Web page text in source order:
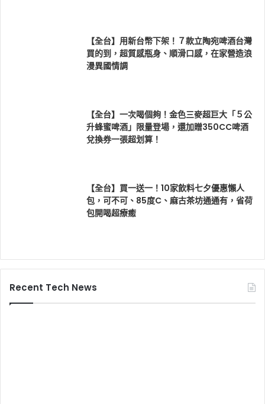
【全台】用新台幣下架！７款立陶宛啤酒台灣
買的到，超質感瓶身、順滑口感，在家營造浪
漫異國情調
【全台】一次喝個夠！金色三麥超巨大「５公
升蜂蜜啤酒」限量登場，還加贈350CC啤酒
兌換券一張超划算！
【全台】買一送一！10家飲料七夕優惠懶人
包，可不可、85度C、麻古茶坊通通有，省荷
包開喝超療癒
Recent Tech News